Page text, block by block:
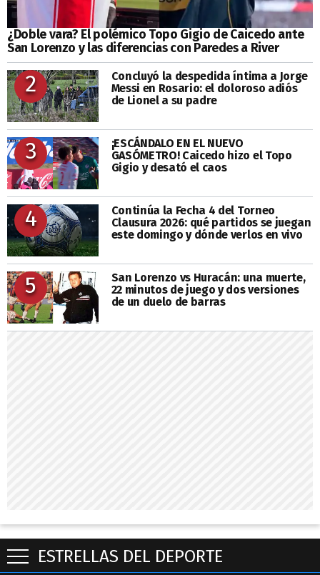
¿Doble vara? El polémico Topo Gigio de Caicedo ante
San Lorenzo y las diferencias con Paredes a River
2
Concluyó la despedida íntima a Jorge
Messi en Rosario: el doloroso adiós
de Lionel a su padre
3
¡ESCÁNDALO EN EL NUEVO
GASÓMETRO! Caicedo hizo el Topo
Gigio y desató el caos
4
Continúa la Fecha 4 del Torneo
Clausura 2026: qué partidos se juegan
este domingo y dónde verlos en vivo
5
San Lorenzo vs Huracán: una muerte,
22 minutos de juego y dos versiones
de un duelo de barras
ESTRELLAS DEL DEPORTE